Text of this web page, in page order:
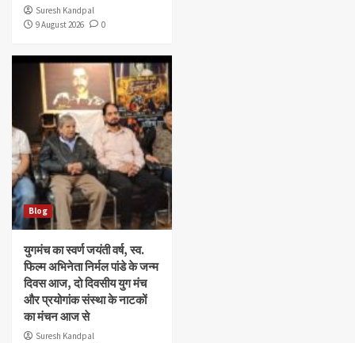
Suresh Kandpal
9 August 2026
0
Blog
युगमंच का स्वर्ण जयंती वर्ष, स्व.
फिल्म अभिनेता निर्मल पांडे के जन्म
दिवस आज, दो दिवसीय युग मंच
और प्रयोगांक संस्था के नाटकों
का मंचन आज से
Suresh Kandpal